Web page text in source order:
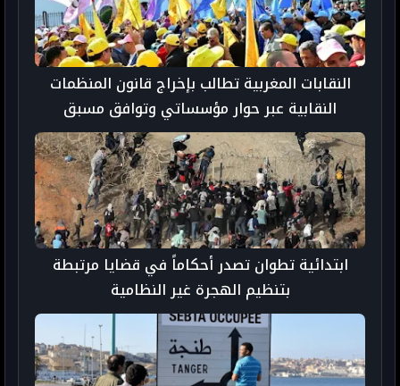
النقابات المغربية تطالب بإخراج قانون المنظمات
النقابية عبر حوار مؤسساتي وتوافق مسبق
ابتدائية تطوان تصدر أحكاماً في قضايا مرتبطة
بتنظيم الهجرة غير النظامية